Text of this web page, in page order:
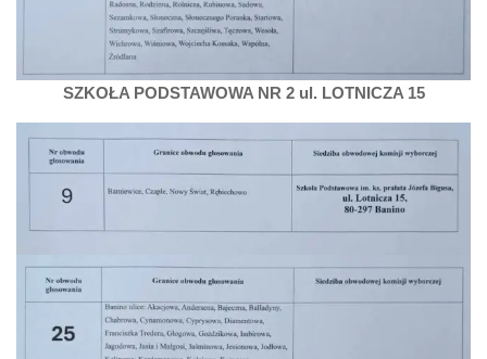
SZKOŁA PODSTAWOWA NR 2 ul. LOTNICZA 15